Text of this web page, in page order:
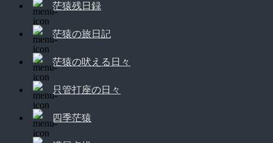
茫猿残日録
茫猿の旅日記
茫猿の吠える日々
只管打座の日々
四季茫猿